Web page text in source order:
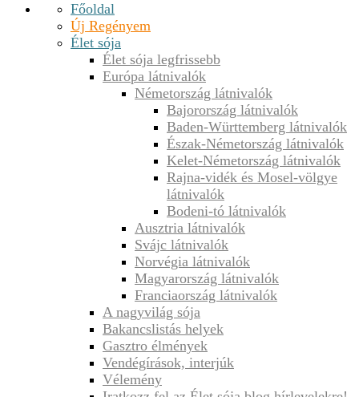
Főoldal
Új Regényem
Élet sója
Élet sója legfrissebb
Európa látnivalók
Németország látnivalók
Bajorország látnivalók
Baden-Württemberg látnivalók
Észak-Németország látnivalók
Kelet-Németország látnivalók
Rajna-vidék és Mosel-völgye
látnivalók
Bodeni-tó látnivalók
Ausztria látnivalók
Svájc látnivalók
Norvégia látnivalók
Magyarország látnivalók
Franciaország látnivalók
A nagyvilág sója
Bakancslistás helyek
Gasztro élmények
Vendégírások, interjúk
Vélemény